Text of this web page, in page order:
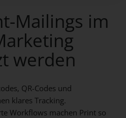
Mailings im
werden
QR-Codes und
klares Tracking.
Workflows machen Print so